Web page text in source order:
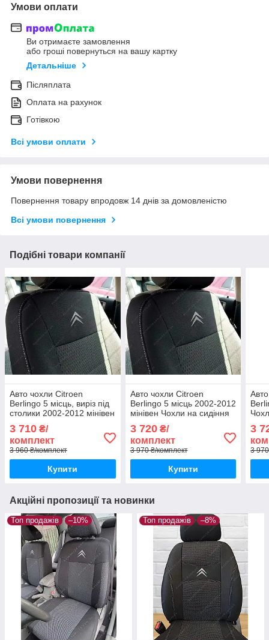
Умови оплати
Ви отримаєте замовлення
або гроші повернуться на вашу картку
Детальніше
Післяплата
Оплата на рахунок
Готівкою
Всі умови оплати
Умови повернення
Повернення товару впродовж 14 днів за домовленістю
Всі умови повернення
Подібні товари компанії
Авто чохли Citroen
Berlingo 5 місць, виріз під
столики 2002-2012 мінівен
Берлінго
3 710 ₴/
комплект
3 960 ₴/комплект
Купити
Авто чохли Citroen
Berlingo 5 місць 2002-2012
мінівен Чохли на сидіння
3 720₴/
комплект
3 970 ₴/комплект
Купити
3
3
Акційні пропозиції та новинки
Топ продажів –10% Топ продажів –8%